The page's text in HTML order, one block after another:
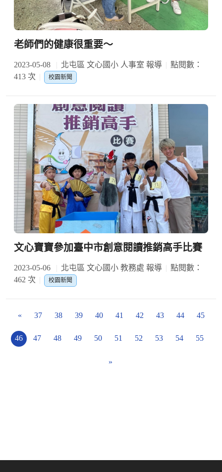
老師們的健康很重要～
2023-05-08 北屯區 文心國小 人事室 報導
點閱數：
413 次
校園新聞
文心寶寶參加臺中市創意閱讀推銷高手比賽
2023-05-06 北屯區 文心國小 教務處 報導
點閱數：
462 次
校園新聞
« 37 38 39 40 41 42 43 44 45
46 47 48 49 50 51 52 53 54 55
»